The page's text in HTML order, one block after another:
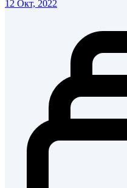
12 Окт, 2022